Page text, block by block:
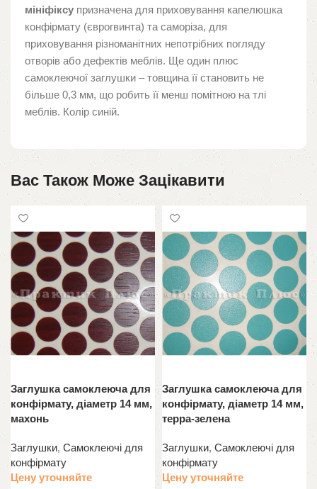
мініфіксу призначена для приховування капелюшка
конфірмату (єврогвинта) та саморіза, для
приховування різноманітних непотрібних погляду
отворів або дефектів меблів. Ще один плюс
самоклеючої заглушки – товщина її становить не
більше 0,3 мм, що робить її менш помітною на тлі
меблів. Колір синій.
Вас Також Може Зацікавити
Заглушка самоклеюча для
конфірмату, діаметр 14 мм,
махонь
Заглушки, Самоклеючі для
конфірмату
Цену уточняйте
Заглушка самоклеюча для
конфірмату, діаметр 14 мм,
терра-зелена
Заглушки, Самоклеючі для
конфірмату
Цену уточняйте